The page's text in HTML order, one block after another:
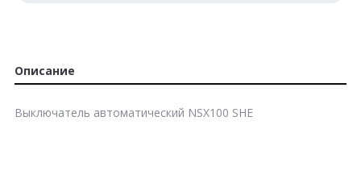
Описание
Выключатель автоматический NSX100 SHE